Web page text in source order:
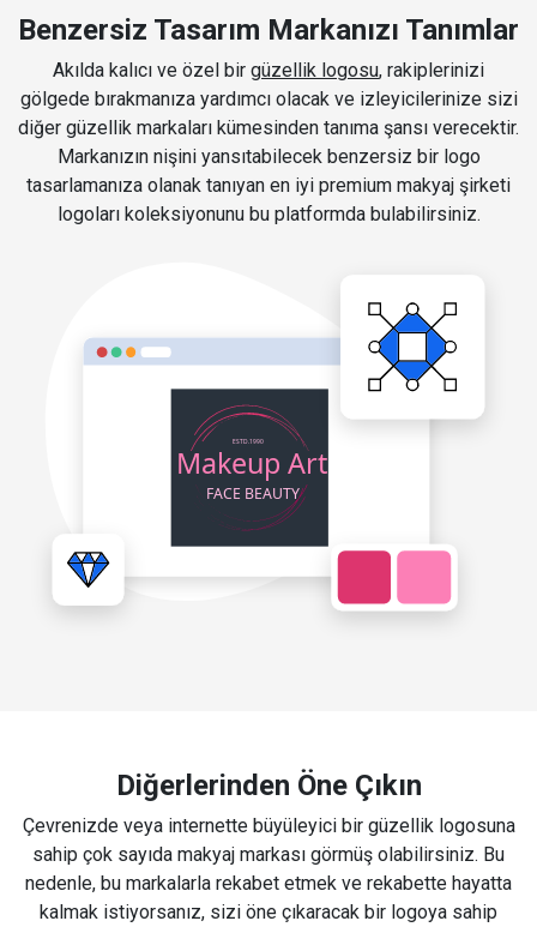
Benzersiz Tasarım Markanızı Tanımlar
Akılda kalıcı ve özel bir güzellik logosu, rakiplerinizi
gölgede bırakmanıza yardımcı olacak ve izleyicilerinize sizi
diğer güzellik markaları kümesinden tanıma şansı verecektir.
Markanızın nişini yansıtabilecek benzersiz bir logo
tasarlamanıza olanak tanıyan en iyi premium makyaj şirketi
logoları koleksiyonunu bu platformda bulabilirsiniz.
Diğerlerinden Öne Çıkın
Çevrenizde veya internette büyüleyici bir güzellik logosuna
sahip çok sayıda makyaj markası görmüş olabilirsiniz. Bu
nedenle, bu markalarla rekabet etmek ve rekabette hayatta
kalmak istiyorsanız, sizi öne çıkaracak bir logoya sahip